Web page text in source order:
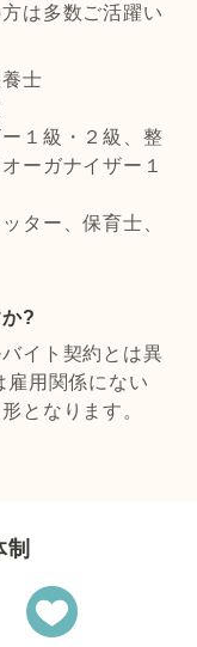
は多数ご活躍い
士
１級・２級、整
ーガナイザー１
ター、保育士、
?
イト契約とは異
雇用関係にない
となります。